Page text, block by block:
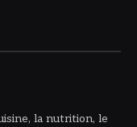
la nutrition, le